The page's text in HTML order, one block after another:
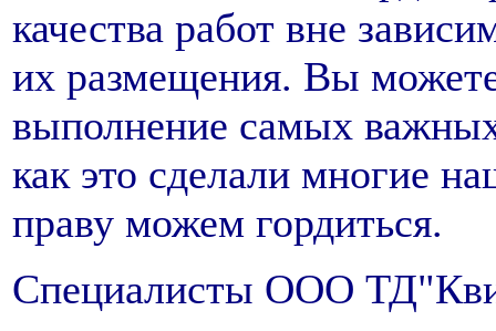
качества работ вне
их размещения. Вы
выполнение самых
как это сделали многие
праву можем гордиться.
Специалисты ООО